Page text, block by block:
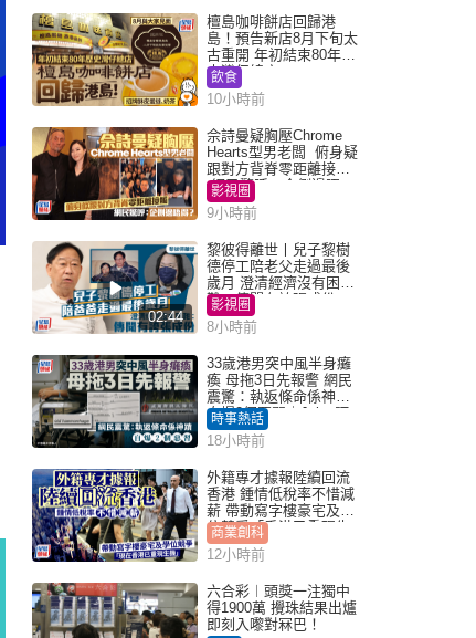
檀島咖啡餅店回歸港
島！預告新店8月下旬太
古重開 年初結束80年歷
史灣仔總店
飲食
10小時前
佘詩曼疑胸壓Chrome
Hearts型男老闆 俯身疑
跟對方背脊零距離接觸
網民驚呼：企側邊唔
得？
影視圈
9小時前
02:44
黎彼得離世丨兒子黎樹
德停工陪老父走過最後
歲月 澄清經濟沒有困
難：傳聞有誇張成份
影視圈
8小時前
33歲港男突中風半身癱
瘓 母拖3日先報警 網民
震驚：執返條命係神蹟
自爆2個惡習｜Juicy叮
時事熱話
18小時前
外籍專才據報陸續回流
香港 鍾情低稅率不惜減
薪 帶動寫字樓豪宅及學
位競爭「香港已重現生
機」
商業創科
12小時前
六合彩︱頭獎一注獨中
得1900萬 攪珠結果出爐
即刻入嚟對冧巴！